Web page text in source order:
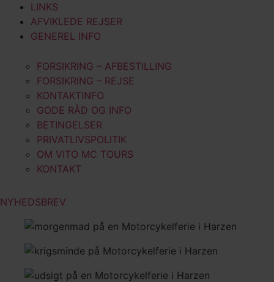
LINKS
AFVIKLEDE REJSER
GENEREL INFO
FORSIKRING – AFBESTILLING
FORSIKRING – REJSE
KONTAKTINFO
GODE RÅD OG INFO
BETINGELSER
PRIVATLIVSPOLITIK
OM VITO MC TOURS
KONTAKT
NYHEDSBREV